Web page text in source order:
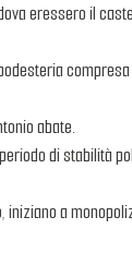
eressero il
abate.
di stabilità
a